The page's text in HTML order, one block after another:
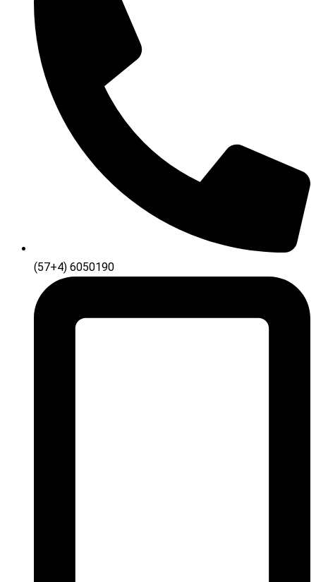
(57+4) 6050190